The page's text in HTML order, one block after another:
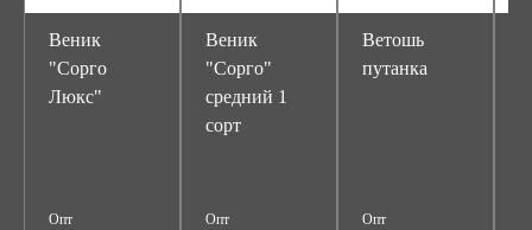
Веник
"Сорго
Люкс"
Опт
Веник
"Сорго"
средний 1
сорт
Опт
Ветошь
путанка
Опт